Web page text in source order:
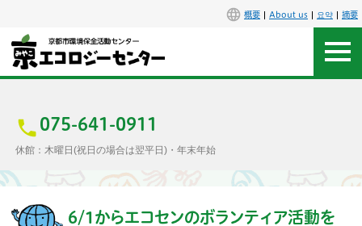
概要 About us 요약 摘要
075-641-0911
休館：木曜日(祝日の場合は翌平日)・年末年始
アクセス
施設案内6/1からエコセンのボランティア活動を